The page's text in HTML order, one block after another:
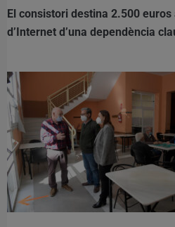
El consistori destina 2.500
d’Internet d’una dependència